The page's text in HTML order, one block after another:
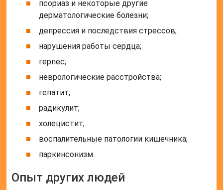
псориаз и некоторые другие
дерматологические болезни;
депрессия и последствия стрессов;
нарушения работы сердца;
герпес;
неврологические расстройства;
гепатит;
радикулит;
холецистит;
воспалительные патологии кишечника;
паркинсонизм.
Опыт других людей